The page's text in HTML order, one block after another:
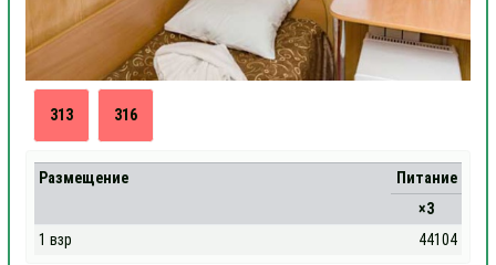
313 316
Размещение
Питание
×3
1 взр
44104